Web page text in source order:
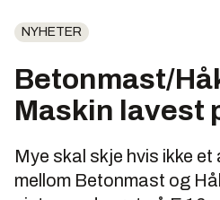
NYHETER
Betonmast/
Maskin lavest
Mye skal skje hvis ikke
mellom Betonmast og